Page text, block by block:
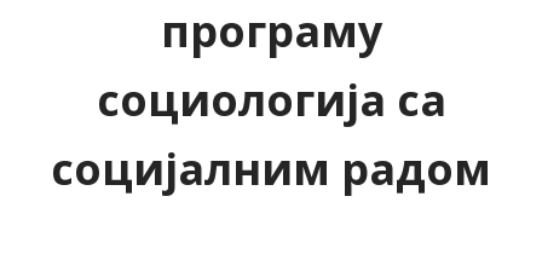
програму
социологија са
социјалним радом